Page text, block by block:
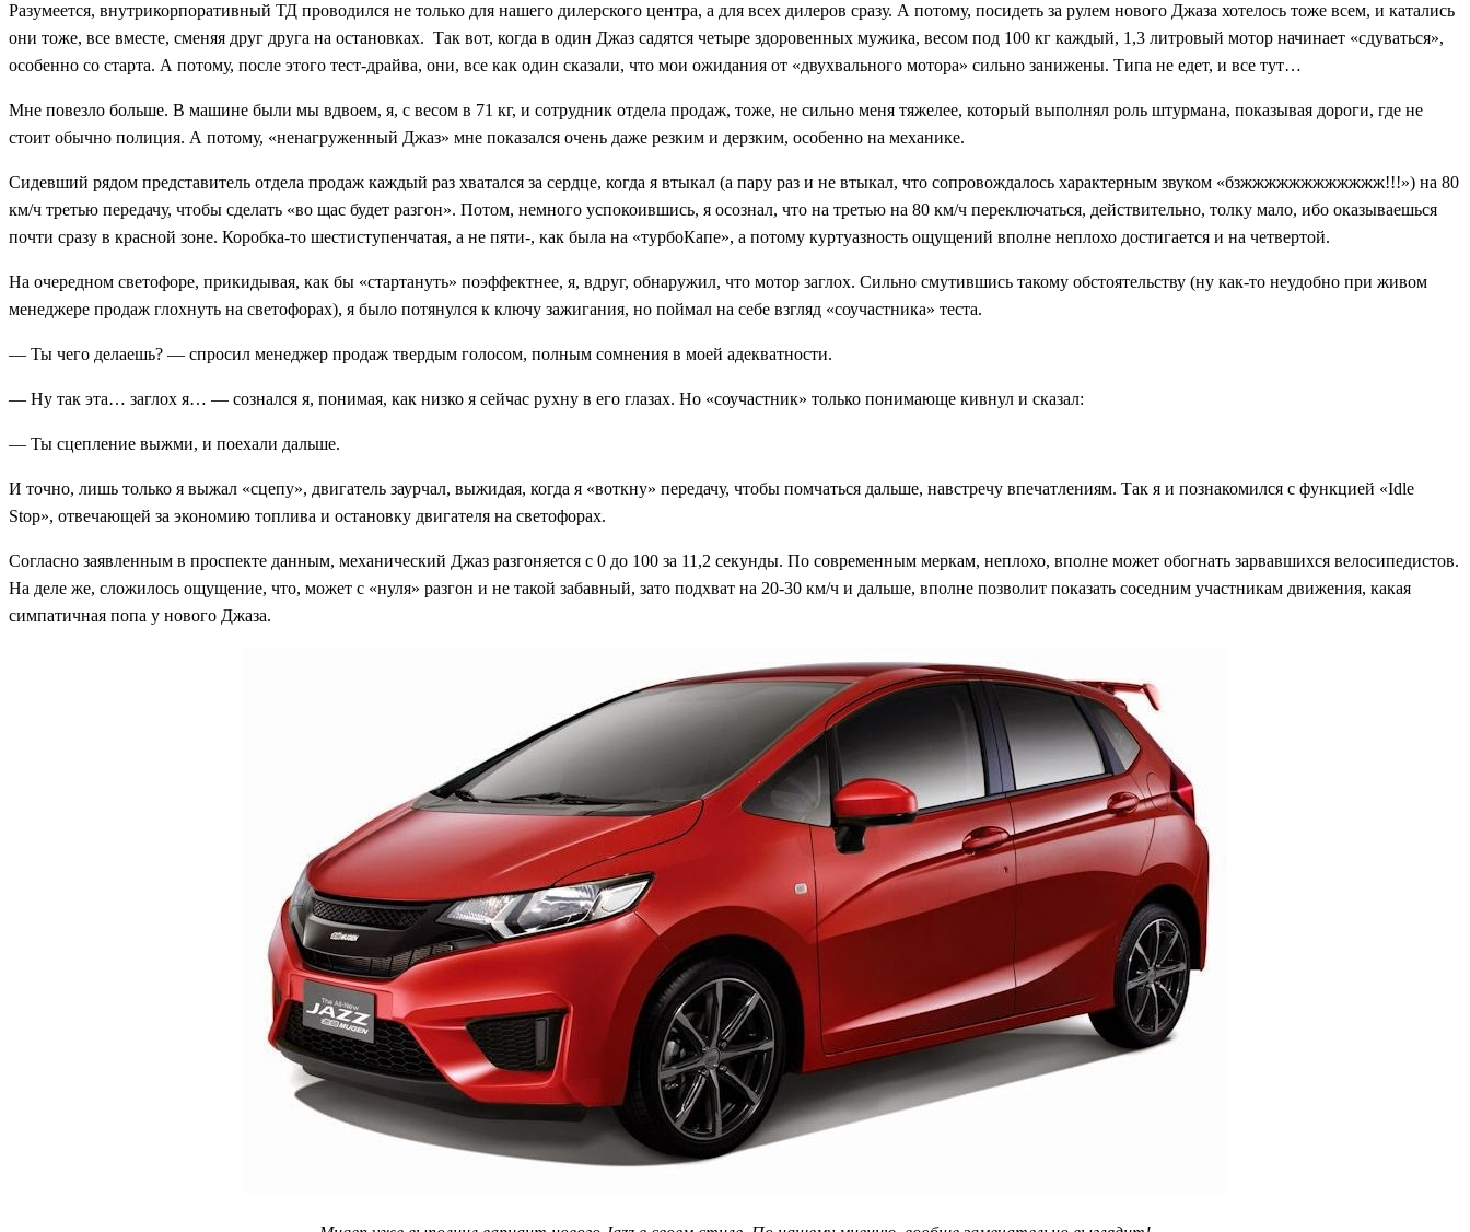
Разумеется, внутрикорпоративный ТД проводился не только для нашего дилерского центра, а для всех дилеров сразу. А потому, посидеть за рулем нового Джаза хотелось тоже всем, и катались
они тоже, все вместе, сменяя друг друга на остановках. Так вот, когда в один Джаз садятся четыре здоровенных мужика, весом под 100 кг каждый, 1,3 литровый мотор начинает «сдуваться»,
особенно со старта. А потому, после этого тест-драйва, они, все как один сказали, что мои ожидания от «двухвального мотора» сильно занижены. Типа не едет, и все тут…
Мне повезло больше. В машине были мы вдвоем, я, с весом в 71 кг, и сотрудник отдела продаж, тоже, не сильно меня тяжелее, который выполнял роль штурмана, показывая дороги, где не
стоит обычно полиция. А потому, «ненагруженный Джаз» мне показался очень даже резким и дерзким, особенно на механике.
Сидевший рядом представитель отдела продаж каждый раз хватался за сердце, когда я втыкал (а пару раз и не втыкал, что сопровождалось характерным звуком «бзжжжжжжжжжжжж!!!») на 80
км/ч третью передачу, чтобы сделать «во щас будет разгон». Потом, немного успокоившись, я осознал, что на третью на 80 км/ч переключаться, действительно, толку мало, ибо оказываешься
почти сразу в красной зоне. Коробка-то шестиступенчатая, а не пяти-, как была на «турбоКапе», а потому куртуазность ощущений вполне неплохо достигается и на четвертой.
На очередном светофоре, прикидывая, как бы «стартануть» поэффектнее, я, вдруг, обнаружил, что мотор заглох. Сильно смутившись такому обстоятельству (ну как-то неудобно при живом
менеджере продаж глохнуть на светофорах), я было потянулся к ключу зажигания, но поймал на себе взгляд «соучастника» теста.
— Ты чего делаешь? — спросил менеджер продаж твердым голосом, полным сомнения в моей адекватности.
— Ну так эта… заглох я… — сознался я, понимая, как низко я сейчас рухну в его глазах. Но «соучастник» только понимающе кивнул и сказал:
— Ты сцепление выжми, и поехали дальше.
И точно, лишь только я выжал «сцепу», двигатель заурчал, выжидая, когда я «воткну» передачу, чтобы помчаться дальше, навстречу впечатлениям. Так я и познакомился с функцией «Idle
Stop», отвечающей за экономию топлива и остановку двигателя на светофорах.
Согласно заявленным в проспекте данным, механический Джаз разгоняется с 0 до 100 за 11,2 секунды. По современным меркам, неплохо, вполне может обогнать зарвавшихся велосипедистов.
На деле же, сложилось ощущение, что, может с «нуля» разгон и не такой забавный, зато подхват на 20-30 км/ч и дальше, вполне позволит показать соседним участникам движения, какая
симпатичная попа у нового Джаза.